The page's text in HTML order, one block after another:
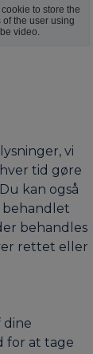
to store the
the user using
video.
vi
tid gøre
kan også
behandlet
behandles
rettet eller
dine
for at tage